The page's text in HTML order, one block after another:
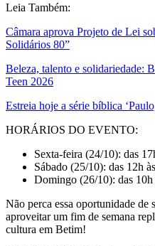
Leia Também:
Câmara aprova Projeto de Lei
Solidários 80”
Beleza, talento e solidariedade:
Teen 2026
Estreia hoje a série bíblica
HORÁRIOS DO EVENTO:
Sexta-feira (24/10): das
Sábado (25/10): das 12h
Domingo (26/10): das 10h
Não perca essa oportunidade de
aproveitar um fim de semana
cultura em Betim!